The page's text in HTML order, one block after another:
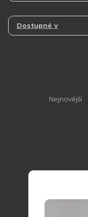
Dostupné v
Nejnovější